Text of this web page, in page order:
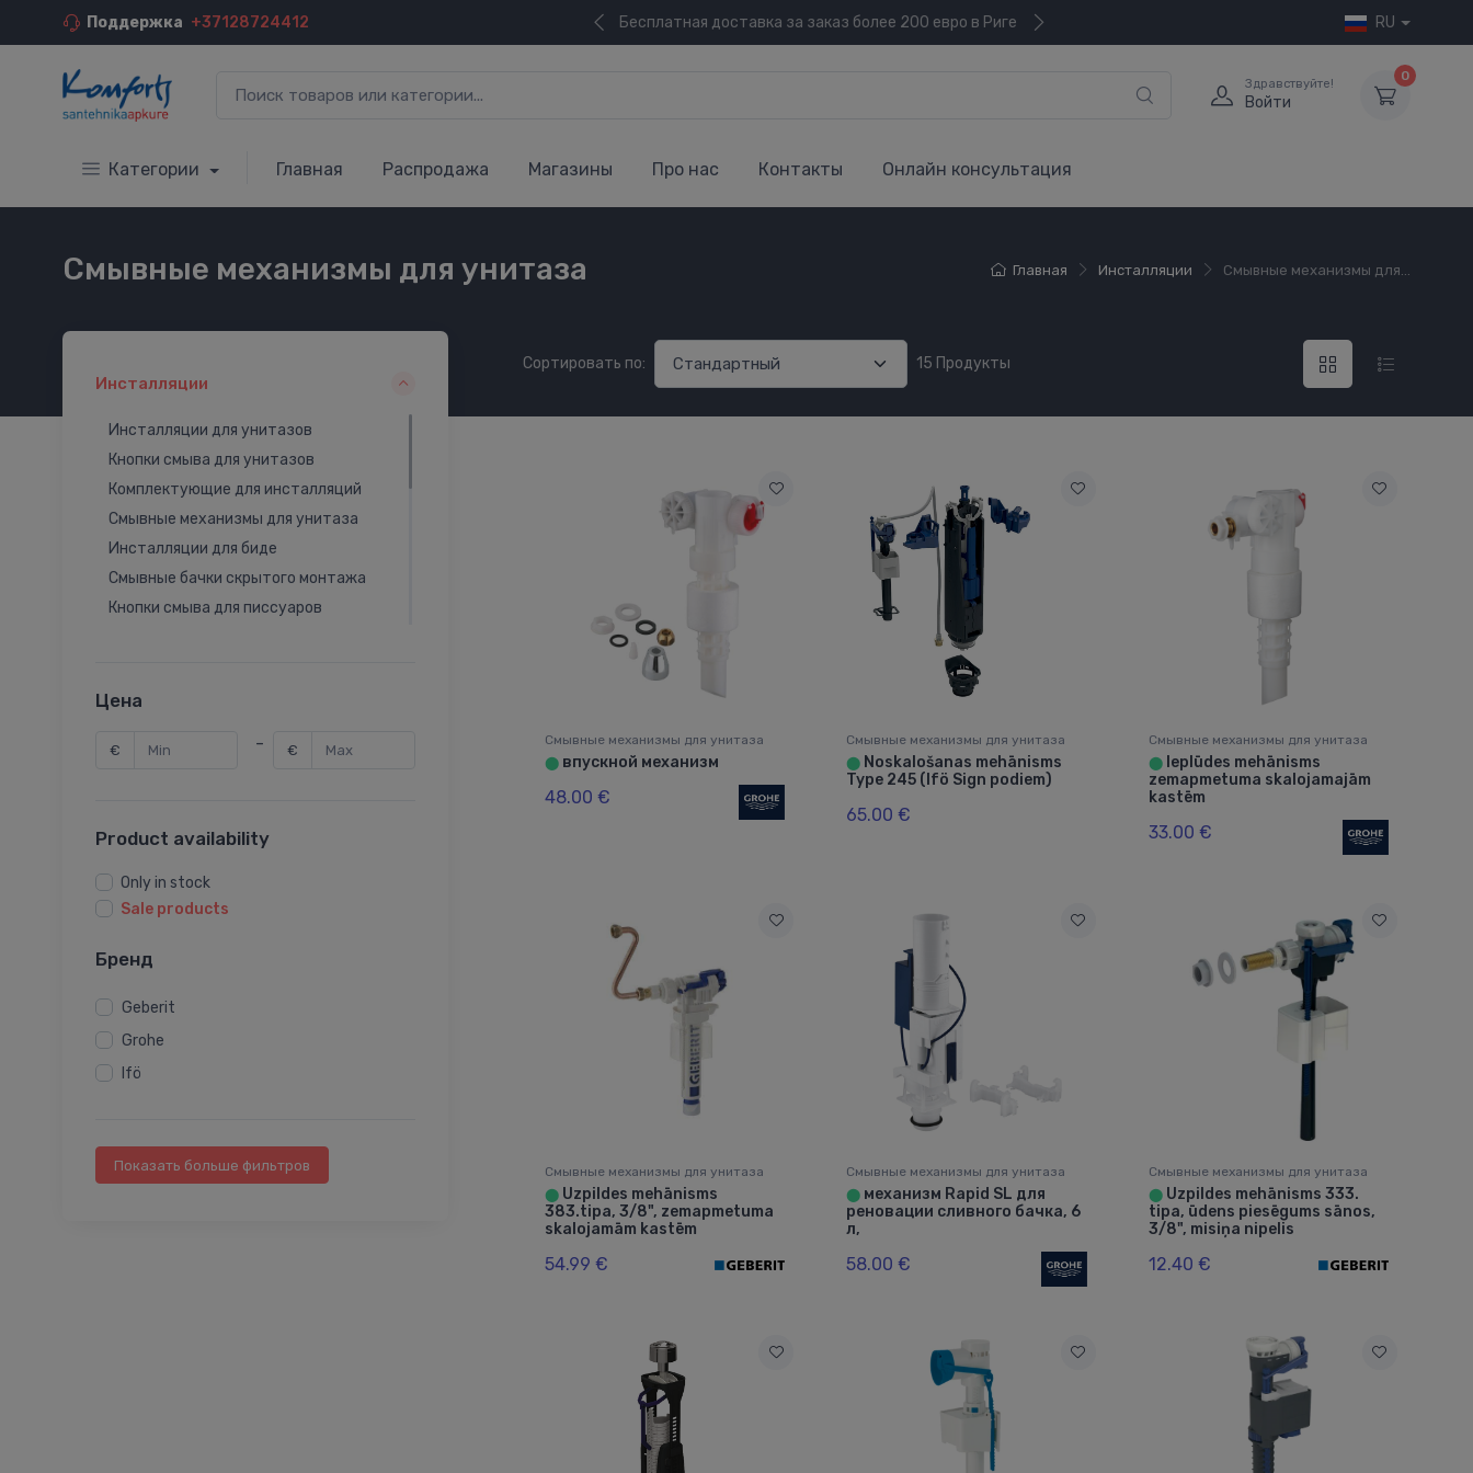
Поддержка +37128724412 Бесплатная доставка за заказ более 200 евро в Риге RU
Здравствуйте!
Войти
0
Категории Главная Распродажа Магазины Про нас Контакты Онлайн консультация
Главная Инсталляции Смывные механизмы для...
Смывные механизмы для унитаза
Инсталляции
Инсталляции для унитазов
Кнопки смыва для унитазов
Комплектующие для инсталляций
Смывные механизмы для унитаза
Инсталляции для биде
Смывные бачки скрытого монтажа
Кнопки смыва для писсуаров
Механизмы подачи воды для унитаза
Инсталляции для раковин
Цена
€ - €
Product availability
Only in stock
Sale products
Бренд
Geberit
Grohe
Ifö
Показать больше фильтров
Сортировать по: 15 Продукты
Смывные механизмы для унитаза
⬤ впускной механизм
48.00 €
Смывные механизмы для унитаза
⬤ Noskalošanas mehānisms
Type 245 (Ifö Sign podiem)
65.00 €
Смывные механизмы для унитаза
⬤Ieplūdes mehānisms
zemapmetuma skalojamajām
kastēm
33.00 €
Смывные механизмы для унитаза
⬤ Uzpildes mehānisms
383.tipa, 3/8", zemapmetuma
skalojamām kastēm
54.99 €
Смывные механизмы для унитаза
⬤ механизм Rapid SL для
реновации сливного бачка, 6
л,
58.00 €
Смывные механизмы для унитаза
⬤Uzpildes mehānisms 333.
tipa, ūdens piesēgums sānos,
3/8", misiņa nipelis
12.40 €